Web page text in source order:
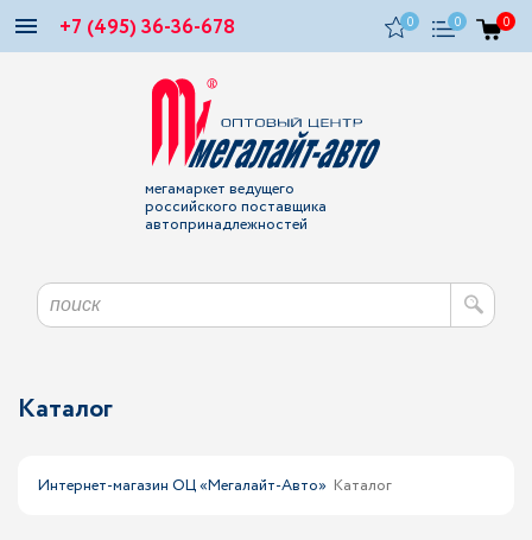
+7 (495) 36-36-678 0 0 0
мегамаркет ведущего
российского поставщика
автопринадлежностей
Каталог
Интернет-магазин ОЦ «Мегалайт-Авто» Каталог